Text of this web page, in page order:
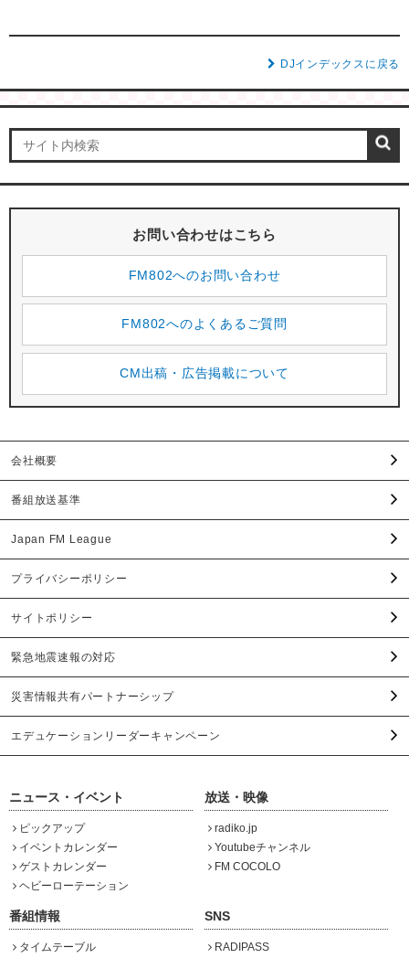
DJインデックスに戻る
会社概要
番組放送基準
Japan FM League
プライバシーポリシー
サイトポリシー
緊急地震速報の対応
災害情報共有パートナーシップ
エデュケーションリーダーキャンペーン
ニュース・イベント
ピックアップ
イベントカレンダー
ゲストカレンダー
ヘビーローテーション
放送・映像
radiko.jp
Youtubeチャンネル
FM COCOLO
番組情報
タイムテーブル
SNS
RADIPASS
お問い合わせはこちら
FM802へのお問い合わせ
FM802へのよくあるご質問
CM出稿・広告掲載について